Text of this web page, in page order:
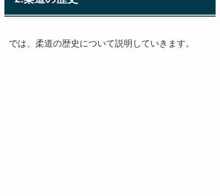
では、柔道の歴史について説明していきます。